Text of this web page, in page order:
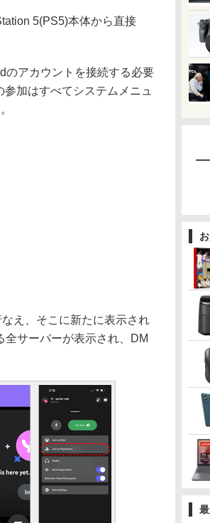
5(PS5)本体から直接
アカウントを接続する必要
加はすべてシステムメニュ
え、そこに新たに表示され
サーバーが表示され、DM